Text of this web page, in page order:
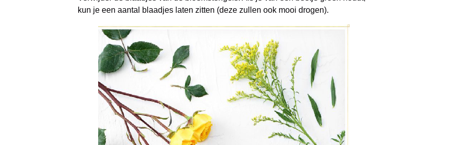
kun je een aantal blaadjes laten zitten (deze zullen ook mooi drogen).